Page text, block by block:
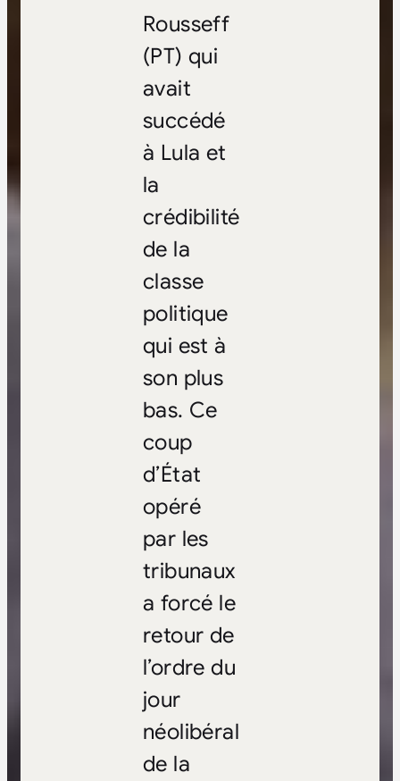
Rousseff
(PT) qui
avait
succédé
à Lula et
la
crédibilité
de la
classe
politique
qui est à
son plus
bas. Ce
coup
d’État
opéré
par les
tribunaux
a forcé le
retour de
l’ordre du
jour
néolibéral
de la